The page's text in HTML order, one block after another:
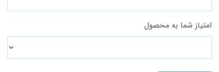
امتیاز شما به محصول